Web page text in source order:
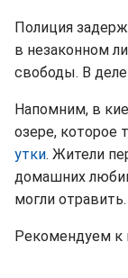
Полиция
в незаконном
свободы. В
Напомним, в
озере, которое
утки. Жители
домашних
могли отравить.
Рекомендуем к